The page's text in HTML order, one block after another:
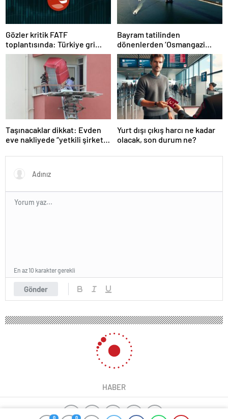
0 0
Gözler kritik FATF
toplantısında: Türkiye gri
listeden çıkacak mı?
Bayram tatilinden
dönenlerden ‘Osmangazi
Köprüsü’ isyanı
Taşınacaklar dikkat: Evden
eve nakliyede “yetkili şirket”
Yurt dışı çıkış harcı ne kadar
olacak, son durum ne?
Gönder
En az 10 karakter gerekli
HABER